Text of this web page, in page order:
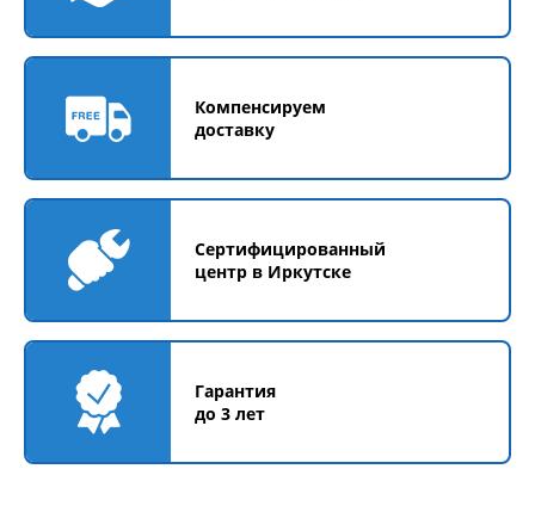
Компенсируем
доставку
Сертифицированный
центр в Иркутске
Гарантия
до 3 лет